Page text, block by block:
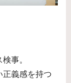
事。
正義感を持つ